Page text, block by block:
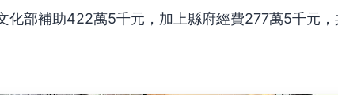
化部補助422萬5千元，加上縣府經費277萬5千元